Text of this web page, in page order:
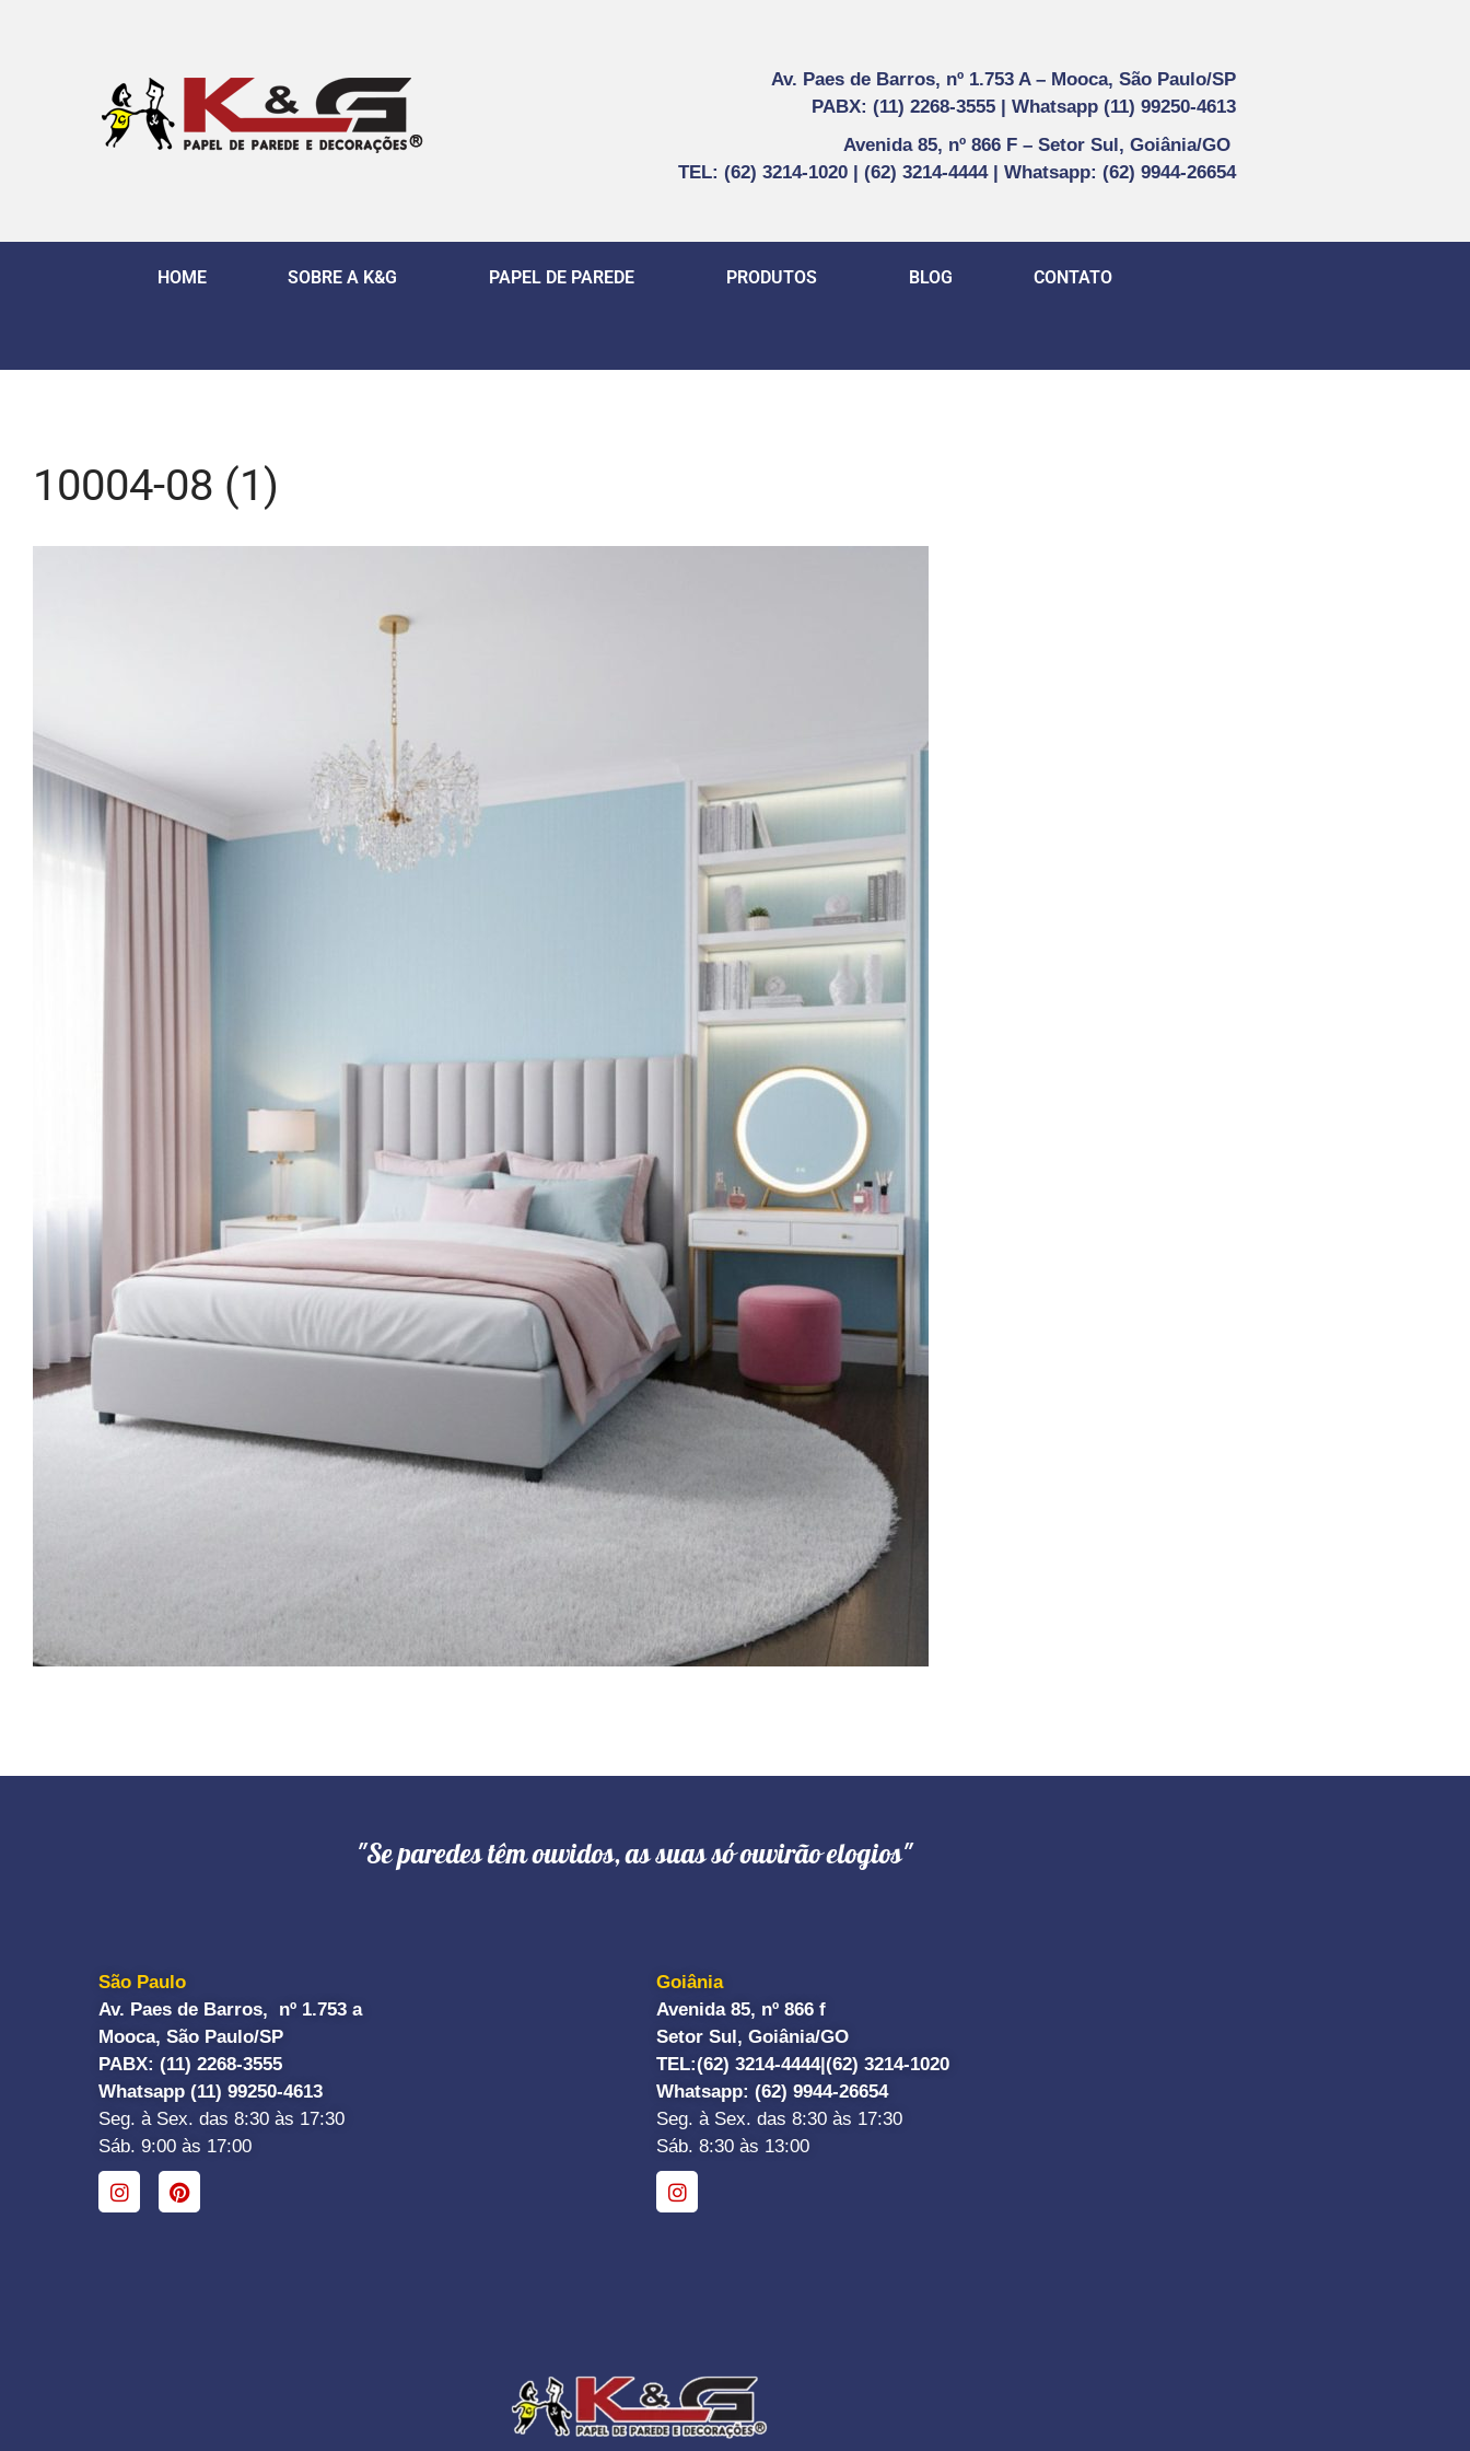
Av. Paes de Barros, nº 1.753 A – Mooca, São Paulo/SP
PABX: (11) 2268-3555 | Whatsapp (11) 99250-4613
Avenida 85, nº 866 F – Setor Sul, Goiânia/GO
TEL: (62) 3214-1020 | (62) 3214-4444 | Whatsapp: (62) 9944-26654
HOME SOBRE A K&G PAPEL DE PAREDE PRODUTOS BLOG CONTATO
10004-08 (1)
"Se paredes têm ouvidos, as suas só ouvirão elogios"
São Paulo
Av. Paes de Barros, nº 1.753 a
Mooca, São Paulo/SP
PABX: (11) 2268-3555
Whatsapp (11) 99250-4613
Seg. à Sex. das 8:30 às 17:30
Sáb. 9:00 às 17:00
Goiânia
Avenida 85, nº 866 f
Setor Sul, Goiânia/GO
TEL:(62) 3214-4444| (62) 3214-1020
Whatsapp: (62) 9944-26654
Seg. à Sex. das 8:30 às 17:30
Sáb. 8:30 às 13:00